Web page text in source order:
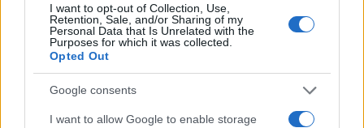
I want to opt-out of Collection, Use,
Retention, Sale, and/or Sharing of my
Personal Data that Is Unrelated with the
Purposes for which it was collected.
Opted Out
Google consents
I want to allow Google to enable storage
Στην Κατηγορία:ΠΑΙΔΕΙΑ
TAGS:
TOP
ΜΗΧΑΝΟΓΡΑΦΙΚΟ
ΜΗΧΑΝΟΓΡΑΦΙΚΟ
ΠΑΡΑΛΛΗΛΟ ΜΗΧΑΝΟΓΡΑΦΙΚΟ